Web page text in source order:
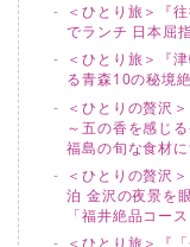
＜ひとり旅＞『
でランチ 日本屈
＜ひとり旅＞『
る青森10の秘境
＜ひとりの贅沢
～五の香を感じ
福島の旬な食材に
＜ひとりの贅沢
泊 金沢の夜景を
「福井絶品コー